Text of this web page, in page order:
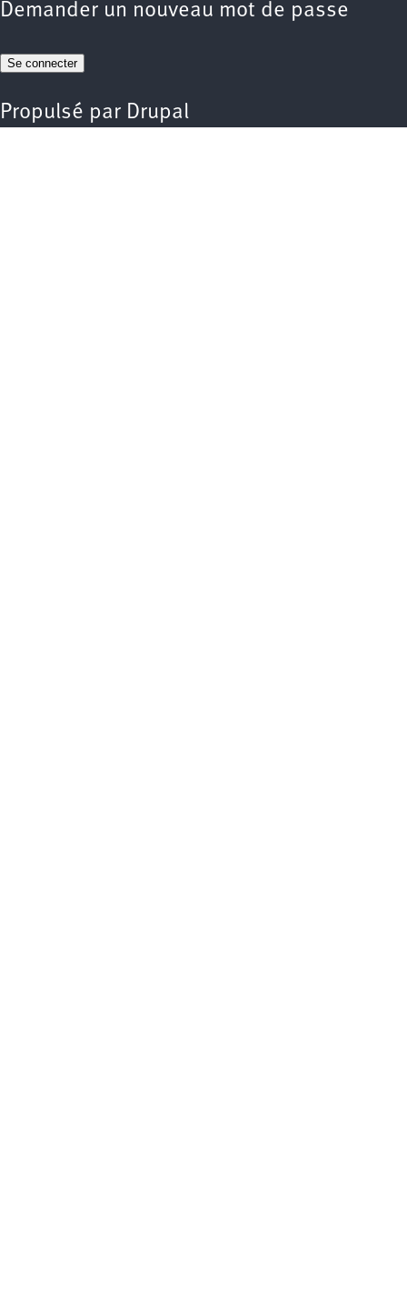
Demander un nouveau mot de passe
Propulsé par Drupal